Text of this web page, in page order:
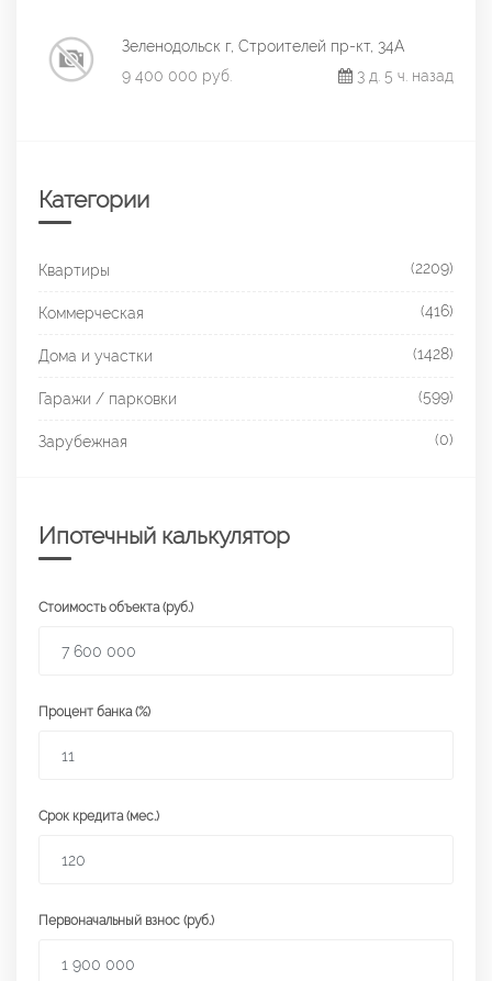
Зеленодольск г, Строителей пр-кт, 34А
9 400 000 руб.
3 д. 5 ч. назад
Категории
Квартиры (2209)
Коммерческая (416)
Дома и участки (1428)
Гаражи / парковки (599)
Зарубежная (0)
Ипотечный калькулятор
Стоимость объекта (руб.)
Процент банка (%)
Срок кредита (мес.)
Первоначальный взнос (руб.)